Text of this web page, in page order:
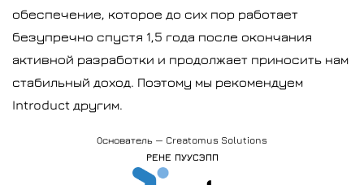
обеспечение, которое до сих пор работает
безупречно спустя 1,5 года после окончания
активной разработки и продолжает приносить нам
стабильный доход. Поэтому мы рекомендуем
Introduct другим.
Основатель — Creatomus Solutions
РЕНЕ ПУУСЭПП